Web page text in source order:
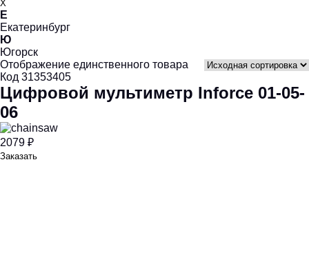
X
Е
Екатеринбург
Ю
Югорск
Отображение единственного товара
Код 31353405
Цифровой мультиметр Inforce 01-05-
06
2079 ₽
Заказать